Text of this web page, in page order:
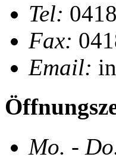
Tel:
Fax:
Email:
Mo. -